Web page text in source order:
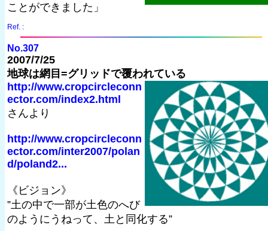
ことができました」
Ref. :
No.307
2007/7/25
地球は網目=グリッドで覆われている
http://www.cropcircleconn
ector.com/index2.html
さんより
http://www.cropcircleconn
ector.com/inter2007/polan
d/poland2...
《ビジョン》
”土の中で一部が土色のへび
のようにうねって、土と同化する”